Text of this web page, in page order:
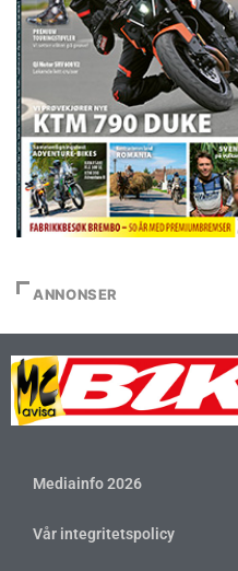
ANNONSER
Mediainfo 2026
Vår integritetspolicy